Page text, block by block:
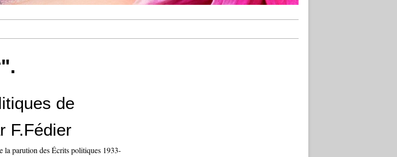
de
F.Fédier
la parution des Écrits politiques 1933-